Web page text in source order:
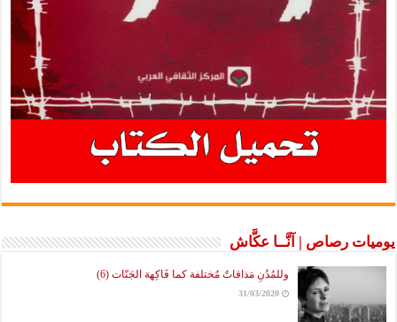
يوميات رصاص | آنَّــا عكَّاش
وللمُدُنِ مَذاقاتٌ مُختلفة كما فَاكِهة الجَنّات (6)
31/03/2020